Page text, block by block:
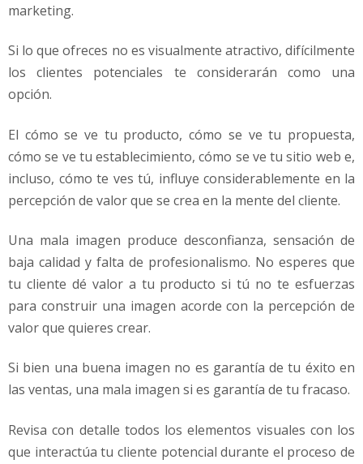
marketing.
Si lo que ofreces no es visualmente atractivo, difícilmente
los clientes potenciales te considerarán como una
opción.
El cómo se ve tu producto, cómo se ve tu propuesta,
cómo se ve tu establecimiento, cómo se ve tu sitio web e,
incluso, cómo te ves tú, influye considerablemente en la
percepción de valor que se crea en la mente del cliente.
Una mala imagen produce desconfianza, sensación de
baja calidad y falta de profesionalismo. No esperes que
tu cliente dé valor a tu producto si tú no te esfuerzas
para construir una imagen acorde con la percepción de
valor que quieres crear.
Si bien una buena imagen no es garantía de tu éxito en
las ventas, una mala imagen si es garantía de tu fracaso.
Revisa con detalle todos los elementos visuales con los
que interactúa tu cliente potencial durante el proceso de